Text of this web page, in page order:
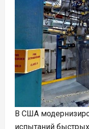
В США
испытаний